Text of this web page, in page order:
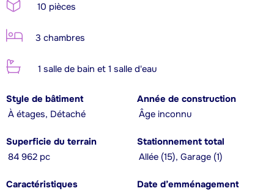
10 pièces
3 chambres
1 salle de bain et 1 salle d'eau
Style de bâtiment
À étages, Détaché
Année de construction
Âge inconnu
Superficie du terrain
84 962 pc
Stationnement total
Allée (15), Garage (1)
Caractéristiques
Date d’emménagement